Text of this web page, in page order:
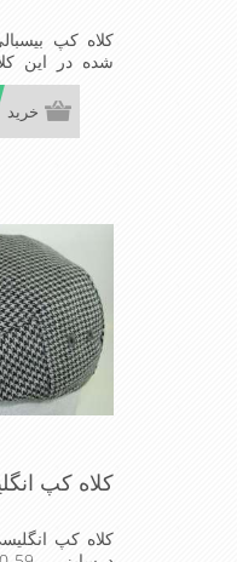
کلاه کپ
شده در این
ونقاب که
شیک و
عالی ,دوخت
خرید
کلاه کپ
کلاه کپ